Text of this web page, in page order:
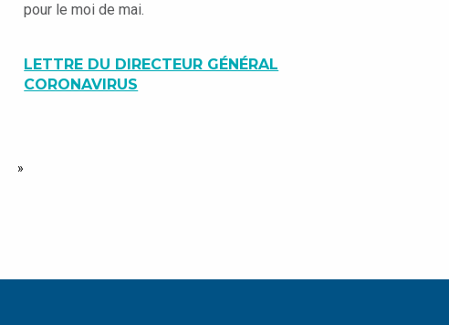
pour le moi de mai.
LETTRE DU DIRECTEUR GÉNÉRAL
CORONAVIRUS